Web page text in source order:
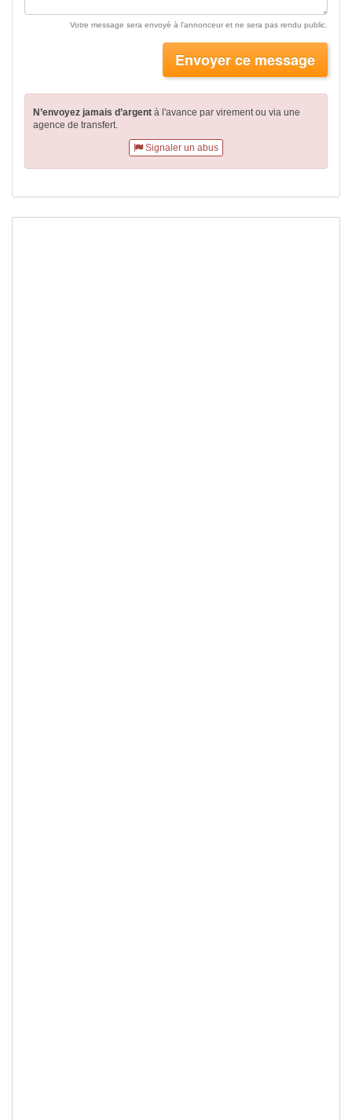
Votre message sera envoyé à l'annonceur et ne sera pas rendu public.
Envoyer ce message
N’envoyez jamais d’argent à l'avance par virementou via une
agence de transfert.
Signaler un abus